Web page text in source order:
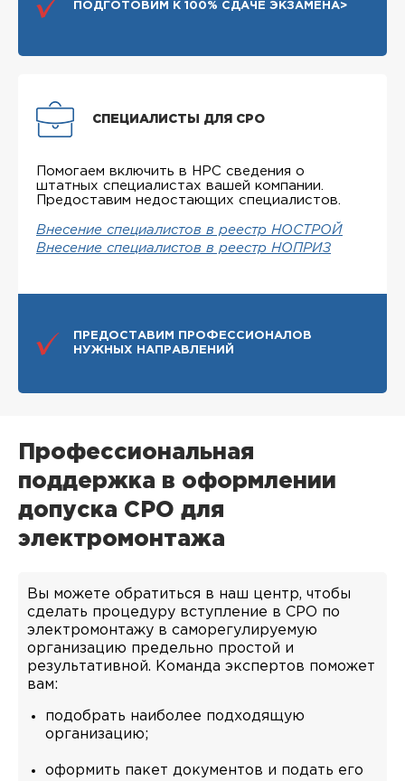
ПОДГОТОВИМ К 100% СДАЧЕ ЭКЗАМЕНА>
СПЕЦИАЛИСТЫ ДЛЯ СРО
Помогаем включить в НРС сведения о
штатных специалистах вашей компании.
Предоставим недостающих специалистов.
Внесение специалистов в реестр НОСТРОЙ
Внесение специалистов в реестр НОПРИЗ
ПРЕДОСТАВИМ ПРОФЕССИОНАЛОВ
НУЖНЫХ НАПРАВЛЕНИЙ
Профессиональная
поддержка в оформлении
допуска СРО для
электромонтажа
Вы можете обратиться в наш центр, чтобы
сделать процедуру вступление в СРО по
электромонтажу в саморегулируемую
организацию предельно простой и
результативной. Команда экспертов поможет
вам:
подобрать наиболее подходящую
организацию;
оформить пакет документов и подать его